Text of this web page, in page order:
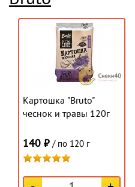
Картошка "Bruto"
чеснок и травы 120г
140 ₽ / по 120 г